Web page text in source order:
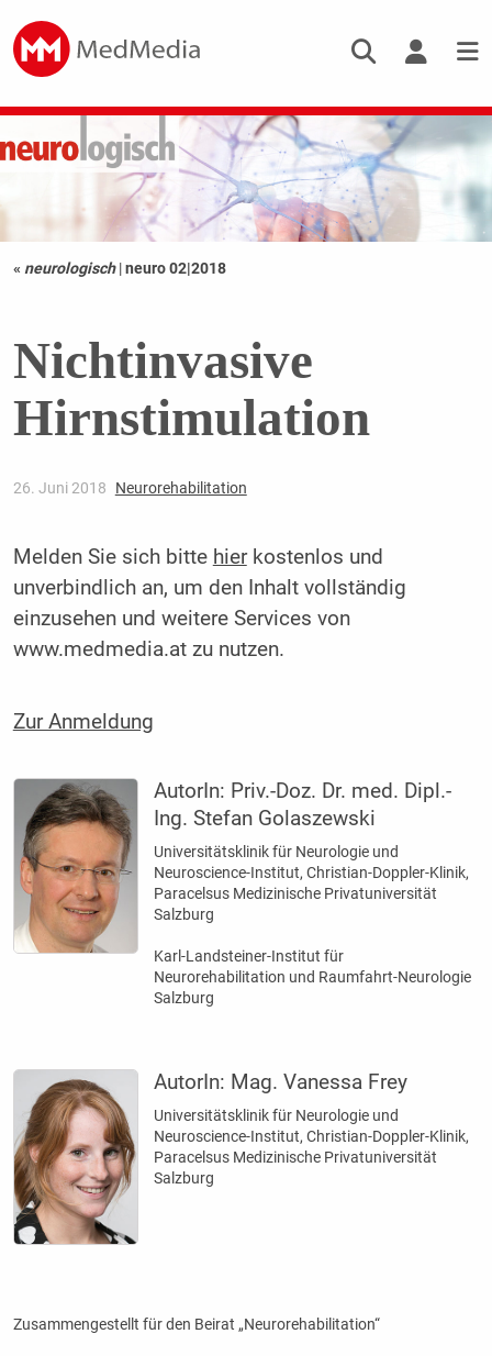
« neurologisch |neuro 02|2018
Nichtinvasive
Hirnstimulation
26. Juni 2018 Neurorehabilitation
Melden Sie sich bitte hierkostenlos und
unverbindlich an, um den Inhalt vollständig
einzusehen und weitere Services von
www.medmedia.at zu nutzen.
Zur Anmeldung
AutorIn: Priv.-Doz. Dr. med. Dipl.-
Ing. Stefan Golaszewski
Universitätsklinik für Neurologie und
Neuroscience-Institut, Christian-Doppler-Klinik,
Paracelsus Medizinische Privatuniversität
Salzburg
Karl-Landsteiner-Institut für
Neurorehabilitation und Raumfahrt-Neurologie
Salzburg
AutorIn: Mag. Vanessa Frey
Universitätsklinik für Neurologie und
Neuroscience-Institut, Christian-Doppler-Klinik,
Paracelsus Medizinische Privatuniversität
Salzburg
Zusammengestellt für den Beirat „Neurorehabilitation“